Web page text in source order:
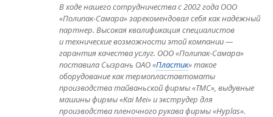
В ходе нашего сотрудничества с 2002 года ООО
«Полипак-Самара» зарекомендовал себя как надежный
партнер. Высокая квалификация специалистов
и технические возможности этой компании —
гарантия качества услуг. ООО «Полипак-Самара»
поставила Сызрань ОАО «Пластик» такое
оборудование как термопластавтоматы
производства тайваньской фирмы «ТМС», выдувные
машины фирмы «Kai Mei» и экструдер для
производства пленочного рукава фирмы «Hyplas».